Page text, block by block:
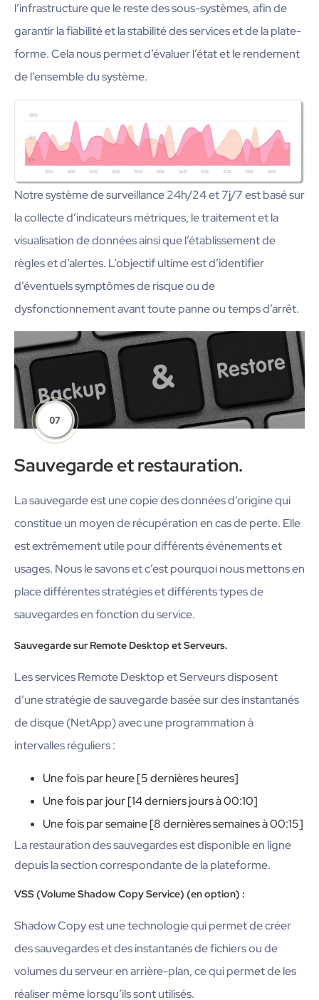
l’infrastructure que le reste des sous-systèmes, afin de
garantir la fiabilité et la stabilité des services et de la plate-
forme. Cela nous permet d’évaluer l’état et le rendement
de l’ensemble du système.
Notre système de surveillance 24h/24 et 7j/7 est basé sur
la collecte d’indicateurs métriques, le traitement et la
visualisation de données ainsi que l’établissement de
règles et d’alertes. L’objectif ultime est d’identifier
d’éventuels symptômes de risque ou de
dysfonctionnement avant toute panne ou temps d’arrêt.
Sauvegarde et restauration.
La sauvegarde est une copie des données d’origine qui
constitue un moyen de récupération en cas de perte. Elle
est extrêmement utile pour différents événements et
usages. Nous le savons et c’est pourquoi nous mettons en
place différentes stratégies et différents types de
sauvegardes en fonction du service.
Sauvegarde sur Remote Desktop et Serveurs.
Les services Remote Desktop et Serveurs disposent
d’une stratégie de sauvegarde basée sur des instantanés
de disque (NetApp) avec une programmation à
intervalles réguliers :
Une fois par heure [5 dernières heures]
Une fois par jour [14 derniers jours à 00:10]
Une fois par semaine [8 dernières semaines à 00:15]
La restauration des sauvegardes est disponible en ligne
depuis la section correspondante de la plateforme.
VSS (Volume Shadow Copy Service) (en option) :
Shadow Copy est une technologie qui permet de créer
des sauvegardes et des instantanés de fichiers ou de
volumes du serveur en arrière-plan, ce qui permet de les
réaliser même lorsqu’ils sont utilisés.